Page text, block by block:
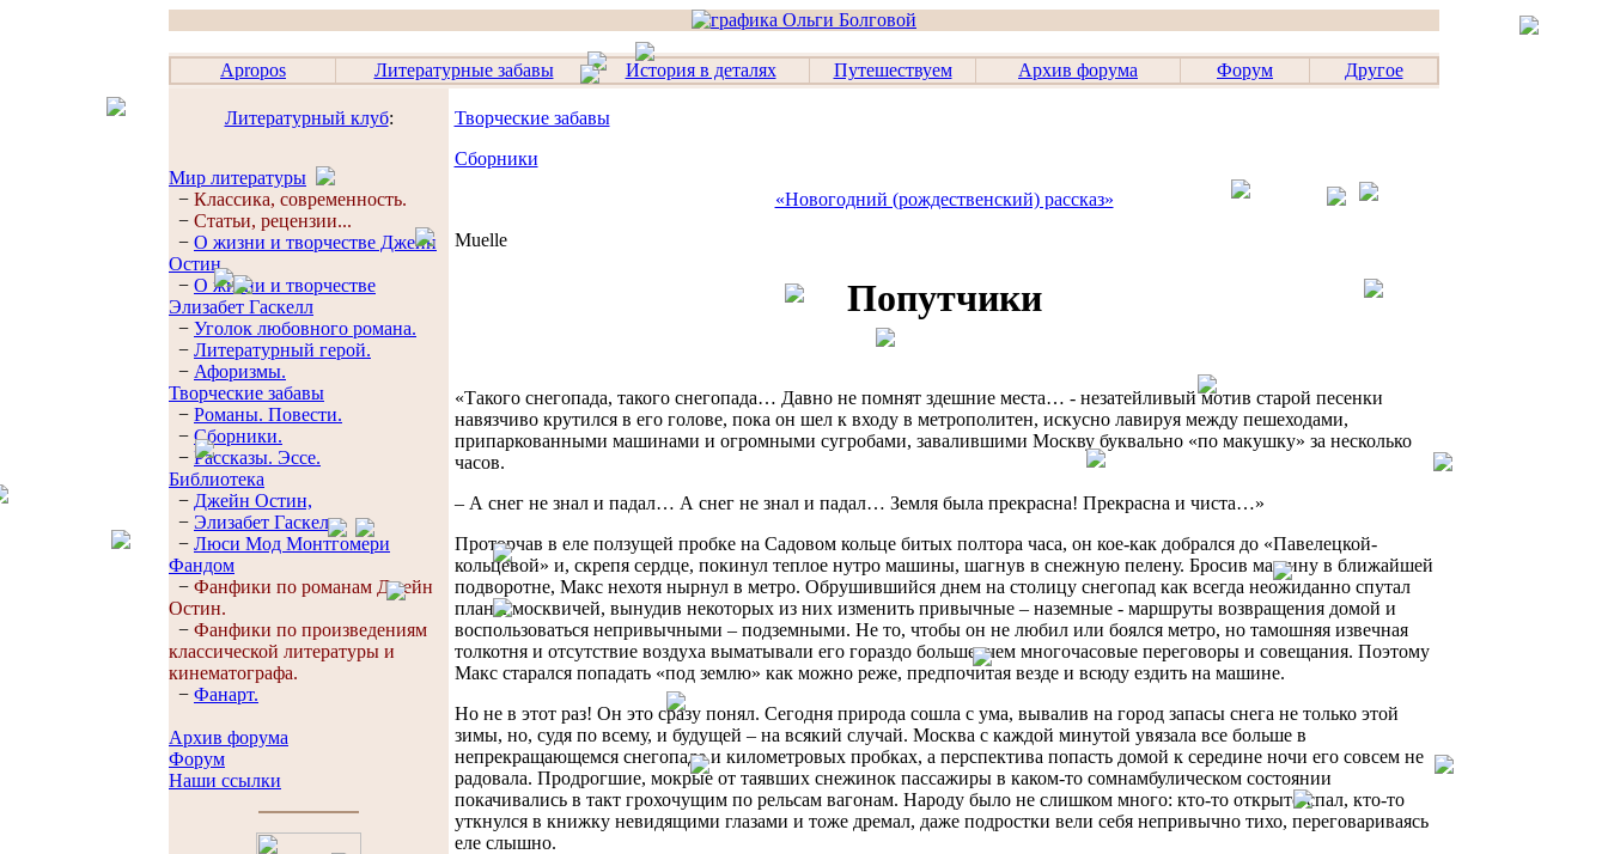
Apropos Литературные забавы История в деталях Путешествуем Архив форума Форум Другое
Литературный клуб:
Мир литературы
− Классика, современность.
− Статьи, рецензии...
− О жизни и творчестве Джейн
Остин
− О жизни и творчестве
Элизабет Гaскелл
− Уголок любовного романа.
− Литературный герой.
− Афоризмы.
Творческие забавы
− Романы. Повести.
− Сборники.
− Рассказы. Эссe.
Библиотека
− Джейн Остин,
− Элизабет Гaскелл.
− Люси Мод Монтгомери
Фандом
− Фанфики по романам Джейн
Остин.
− Фанфики по произведениям
классической литературы и
кинематографа.
− Фанарт.
Архив форума
Форум
Наши ссылки
Творческие забавы
Сборники
«Новогодний (рождественский) рассказ»
Мuelle
Попутчики
«Такого снегопада, такого снегопада… Давно не помнят здешние места… - незатейливый мотив старой песенки
навязчиво крутился в его голове, пока он шел к входу в метрополитен, искусно лавируя между пешеходами,
припаркованными машинами и огромными сугробами, завалившими Москву буквально «по макушку» за несколько
часов.
– А снег не знал и падал… А снег не знал и падал… Земля была прекрасна! Прекрасна и чиста…»
Проторчав в еле ползущей пробке на Садовом кольце битых полтора часа, он кое-как добрался до «Павелецкой-
кольцевой» и, скрепя сердце, покинул теплое нутро машины, шагнув в снежную пелену. Бросив машину в ближайшей
подворотне, Макс нехотя нырнул в метро. Обрушившийся днем на столицу снегопад как всегда неожиданно спутал
планы москвичей, вынудив некоторых из них изменить привычные – наземные - маршруты возвращения домой и
воспользоваться непривычными – подземными. Не то, чтобы он не любил или боялся метро, но тамошняя извечная
толкотня и отсутствие воздуха выматывали его гораздо больше, чем многочасовые переговоры и совещания. Поэтому
Макс старался попадать «под землю» как можно реже, предпочитая везде и всюду ездить на машине.
Но не в этот раз! Он это сразу понял. Сегодня природа сошла с ума, вывалив на город запасы снега не только этой
зимы, но, судя по всему, и будущей – на всякий случай. Москва с каждой минутой увязала все больше в
непрекращающемся снегопаде и километровых пробках, а перспектива попасть домой к середине ночи его совсем не
радовала. Продрогшие, мокрые от таявших снежинок пассажиры в каком-то сомнамбулическом состоянии
покачивались в такт грохочущим по рельсам вагонам. Народу было не слишком много: кто-то открыто спал, кто-то
уткнулся в книжку невидящими глазами и тоже дремал, даже подростки вели себя непривычно тихо, переговариваясь
еле слышно.